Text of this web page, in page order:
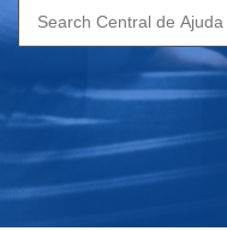
Search
for: